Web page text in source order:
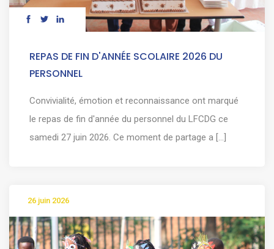
REPAS DE FIN D'ANNÉE SCOLAIRE 2026 DU
PERSONNEL
Convivialité, émotion et reconnaissance ont marqué
le repas de fin d'année du personnel du LFCDG ce
samedi 27 juin 2026. Ce moment de partage a [...]
26 juin 2026